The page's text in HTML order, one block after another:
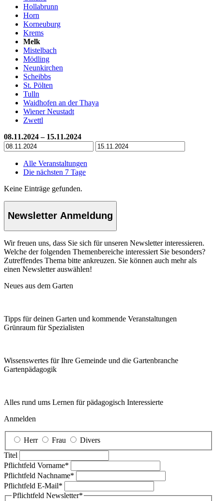
Hollabrunn
Horn
Korneuburg
Krems
Melk
Mistelbach
Mödling
Neunkirchen
Scheibbs
St. Pölten
Tulln
Waidhofen an der Thaya
Wiener Neustadt
Zwettl
08.11.2024 – 15.11.2024
Alle Veranstaltungen
Die nächsten 7 Tage
Keine Einträge gefunden.
Newsletter Anmeldung
Wir freuen uns, dass Sie sich für unseren Newsletter interessieren.
Welche der folgenden Themenbereiche interessiert Sie besonders?
Zutreffendes Thema bitte ankreuzen. Sie können auch mehr als
einen Newsletter auswählen!
Neues aus dem Garten
Tipps für deinen Garten und kommende Veranstaltungen
Grünraum für Spezialisten
Wissenswertes für Ihre Gemeinde und die Gartenbranche
Garten­pädagogik
Alles rund ums Lernen für pädagogisch Interessierte
Anmelden
Herr Frau
Divers
Titel
Pflichtfeld Vorname*
Pflichtfeld Nachname*
Pflichtfeld E-Mail*
Pflichtfeld Newsletter*